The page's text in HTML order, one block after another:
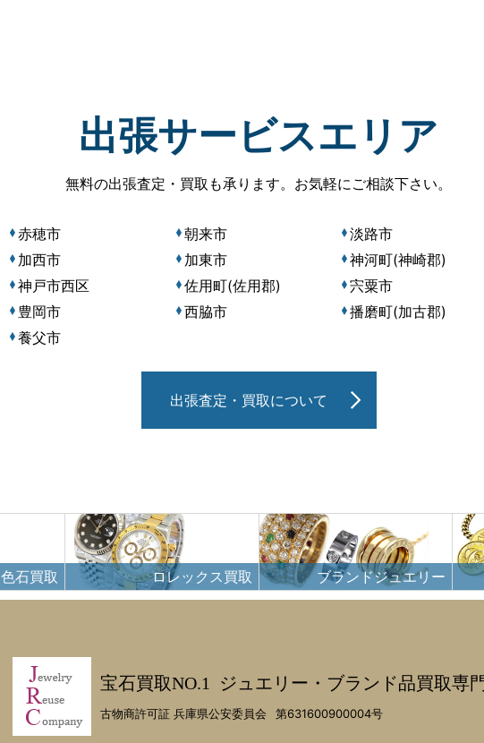
出張サービスエリア
無料の出張査定・買取も承ります。 お気軽にご相談下さい。
赤穂市 朝来市 淡路市
加西市 加東市 神河町(神崎郡)
神戸市西区 佐用町(佐用郡) 宍粟市
豊岡市 西脇市 播磨町(加古郡)
養父市
出張査定・買取について
色石買取 ロレックス買取 ブランドジュエリー
宝石買取NO.1 ジュエリー・ブランド品買取専
古物商許可証 兵庫県公安委員会 第631600900004号